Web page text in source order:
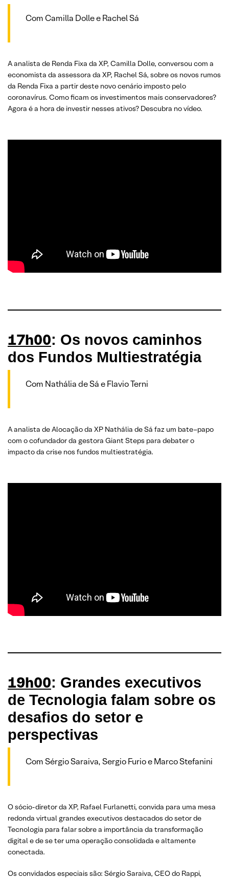
Com Camilla Dolle e Rachel Sá
A analista de Renda Fixa da XP, Camilla Dolle, conversou com a
economista da assessora da XP, Rachel Sá, sobre os novos rumos
da Renda Fixa a partir deste novo cenário imposto pelo
coronavírus. Como ficam os investimentos mais conservadores?
Agora é a hora de investir nesses ativos? Descubra no vídeo.
17h00: Os novos caminhos
dos Fundos Multiestratégia
Com Nathália de Sá e Flavio Terni
A analista de Alocação da XP Nathália de Sá faz um bate–papo
com o cofundador da gestora Giant Steps para debater o
impacto da crise nos fundos multiestratégia.
19h00: Grandes executivos
de Tecnologia falam sobre os
desafios do setor e
perspectivas
Com Sérgio Saraiva, Sergio Furio e Marco Stefanini
O sócio-diretor da XP, Rafael Furlanetti, convida para uma mesa
redonda virtual grandes executivos destacados do setor de
Tecnologia para falar sobre a importância da transformação
digital e de se ter uma operação consolidada e altamente
conectada.
Os convidados especiais são: Sérgio Saraiva, CEO do Rappi,